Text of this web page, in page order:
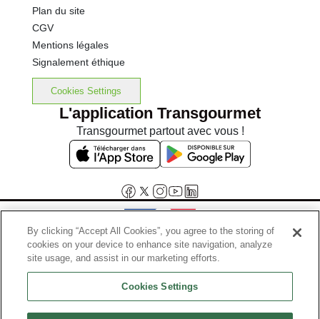
Plan du site
CGV
Mentions légales
Signalement éthique
Cookies Settings
L'application Transgourmet
Transgourmet partout avec vous !
Interdiction de vente de boissons alcooliques aux mineurs de
moins de 18 ans
La preuve de majorité de l'acheteur est exigée au moment de la vente
By clicking “Accept All Cookies”, you agree to the storing of
cookies on your device to enhance site navigation, analyze
site usage, and assist in our marketing efforts.
Cookies Settings